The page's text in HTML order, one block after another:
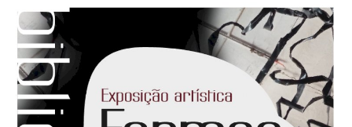
Contactos
Sobre Nós
Educação